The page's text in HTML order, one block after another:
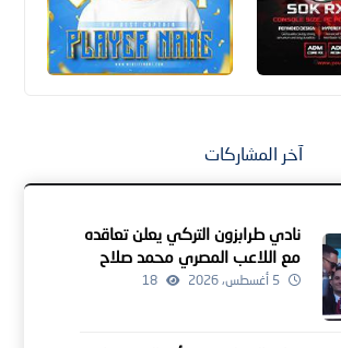
آخر المشاركات
نادي طرابزون التركي يعلن تعاقده
مع اللاعب المصري محمد صلاح
5 أغسطس، 2026 18